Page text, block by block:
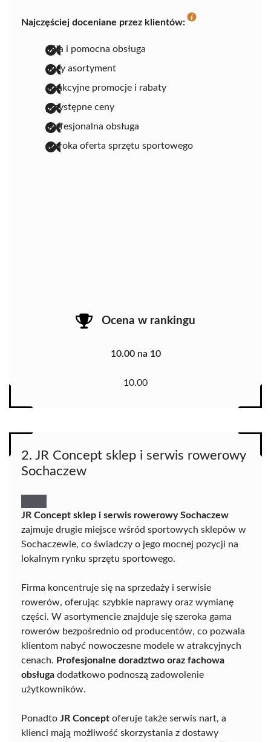
Najczęściej doceniane przez klientów:
miła i pomocna obsługa
duży asortyment
atrakcyjne promocje i rabaty
przystępne ceny
profesjonalna obsługa
szeroka oferta sprzętu sportowego
Ocena w rankingu
10.00 na 10
10.00
2. JR Concept sklep i serwis rowerowy
Sochaczew
JR Concept sklep i serwis rowerowy Sochaczew
zajmuje drugie miejsce wśród sportowych sklepów w
Sochaczewie, co świadczy o jego mocnej pozycji na
lokalnym rynku sprzętu sportowego.
Firma koncentruje się na sprzedaży i serwisie
rowerów, oferując szybkie naprawy oraz wymianę
części. W asortymencie znajduje się szeroka gama
rowerów bezpośrednio od producentów, co pozwala
klientom nabyć nowoczesne modele w atrakcyjnych
cenach. Profesjonalne doradztwo oraz fachowa
obsługa dodatkowo podnoszą zadowolenie
użytkowników.
Ponadto JR Concept oferuje także serwis nart, a
klienci mają możliwość skorzystania z dostawy